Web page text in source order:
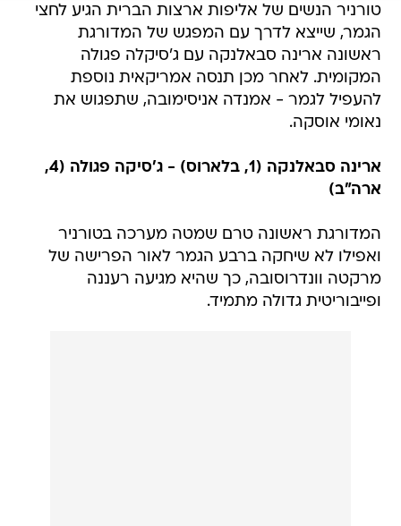
טורניר הנשים של אליפות ארצות הברית הגיע לחצי
הגמר, שייצא לדרך עם המפגש של המדורגת
ראשונה ארינה סבאלנקה עם ג'סיקלה פגולה
המקומית. לאחר מכן תנסה אמריקאית נוספת
להעפיל לגמר - אמנדה אניסימובה, שתפגוש את
נאומי אוסקה.
ארינה סבאלנקה (1, בלארוס) - ג'סיקה פגולה (4,
ארה"ב)
המדורגת ראשונה טרם שמטה מערכה בטורניר
ואפילו לא שיחקה ברבע הגמר לאור הפרישה של
מרקטה וונדרוסובה, כך שהיא מגיעה רעננה
ופייבוריטית גדולה מתמיד.